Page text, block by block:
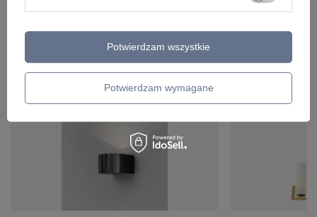
ZOBACZ RÓWNIEŻPotwierdzam wymagane
Potwierdzam wszystkie